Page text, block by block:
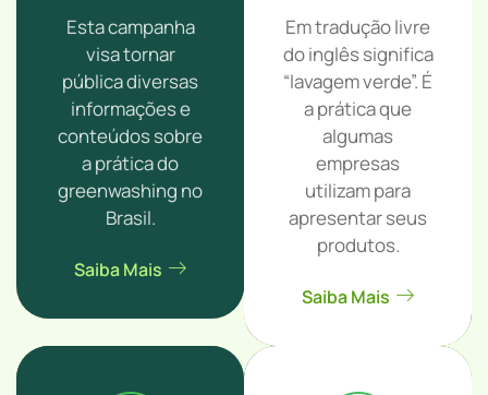
Esta campanha
visa tornar
pública diversas
informações e
conteúdos sobre
a prática do
greenwashing no
Brasil.
Saiba Mais
Em tradução livre
do inglês significa
“lavagem verde”. É
a prática que
algumas
empresas
utilizam para
apresentar seus
produtos.
Saiba Mais